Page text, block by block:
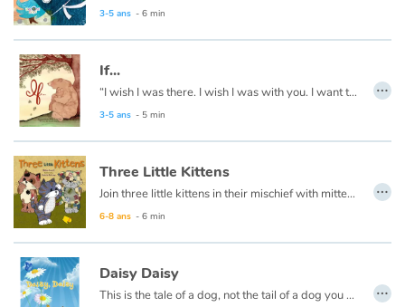
3-5 ans - 6 min
If...
“I wish I was there. I wish I was with you. I want to play the games we play and do the things we do. I am not there now. This is just one of those days. But know that we can be together in many different ways...”
3-5 ans - 5 min
…
Three Little Kittens
Join three little kittens in their mischief with mittens in this classic Mother Goose tale, ending the way every good nursery rhyme should: with mother's homemade pie and kisses goodnight.
6-8 ans - 6 min
…
Daisy Daisy
This is the tale of a dog, not the tail of a dog you understand, but the tale of a dog. This dog’s name is Davey McGrew. …